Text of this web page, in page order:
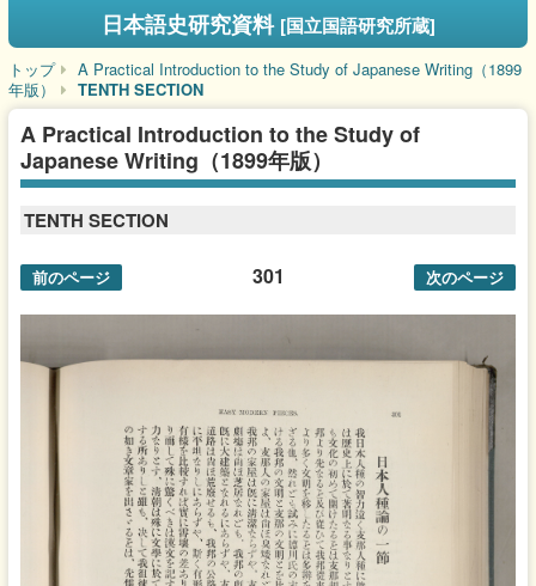
日本語史研究資料 [国立国語研究所蔵]
トップ
A Practical Introduction to the Study of Japanese Writing（1899
年版）
TENTH SECTION
A Practical Introduction to the Study of
Japanese Writing（1899年版）
TENTH SECTION
301 次のページ
前のページ